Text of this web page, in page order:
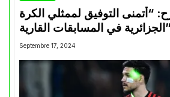
“أتمنى التوفيق لممثلي الكرة
القارية”
Septembre 17, 2024